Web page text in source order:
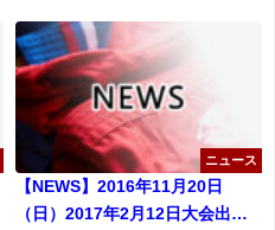
ニュース
【NEWS】2016年11月20日
（日）2017年2月12日大会出場